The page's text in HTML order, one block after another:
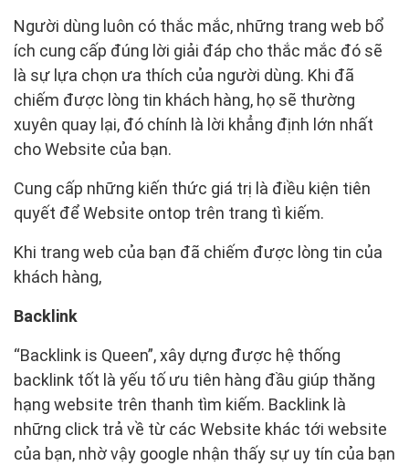
Người dùng luôn có thắc mắc, những trang web bổ
ích cung cấp đúng lời giải đáp cho thắc mắc đó sẽ
là sự lựa chọn ưa thích của người dùng. Khi đã
chiếm được lòng tin khách hàng, họ sẽ thường
xuyên quay lại, đó chính là lời khẳng định lớn nhất
cho Website của bạn.
Cung cấp những kiến thức giá trị là điều kiện tiên
quyết để Website ontop trên trang tì kiếm.
Khi trang web của bạn đã chiếm được lòng tin của
khách hàng,
Backlink
“Backlink is Queen”, xây dựng được hệ thống
backlink tốt là yếu tố ưu tiên hàng đầu giúp thăng
hạng website trên thanh tìm kiếm. Backlink là
những click trả về từ các Website khác tới website
của bạn, nhờ vậy google nhận thấy sự uy tín của bạn